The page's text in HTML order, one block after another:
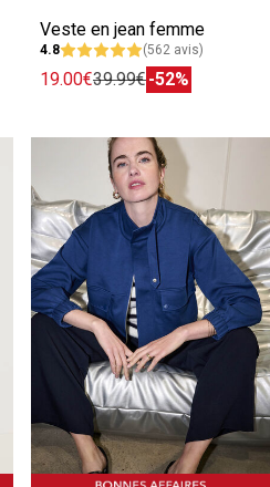
Veste en jean femme
4.8 (562 avis)
19.00€39.99€-52%